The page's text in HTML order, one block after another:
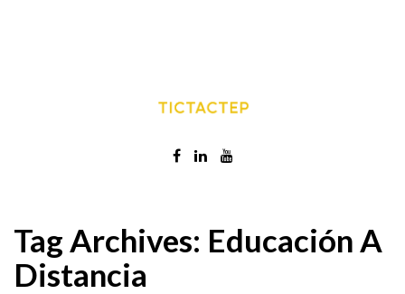
Tag Archives: Educación A
Distancia